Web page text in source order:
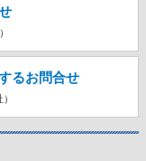
るお問合せ